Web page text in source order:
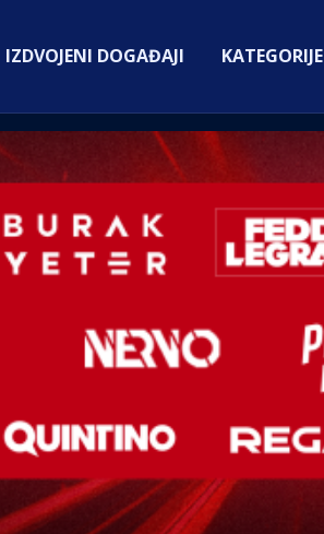
IZDVOJENI DOGAĐAJI KATEGORIJE